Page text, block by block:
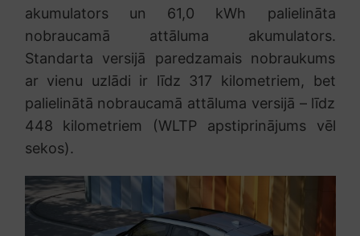
akumulators un 61,0 kWh palielināta
nobraucamā attāluma akumulators.
Standarta versijā paredzamais nobraukums
ar vienu uzlādi ir līdz 317 kilometriem, bet
palielinātā nobraucamā attāluma versijā – līdz
448 kilometriem (WLTP apstiprinājums vēl
sekos).